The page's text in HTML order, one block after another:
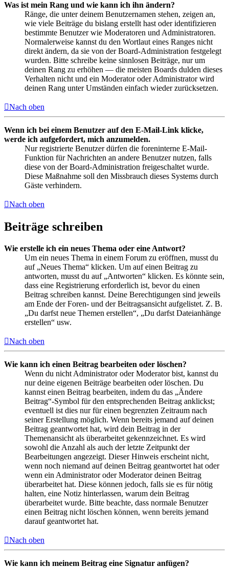
Was ist mein Rang und wie kann ich ihn ändern?
Ränge, die unter deinem Benutzernamen stehen, zeigen an,
wie viele Beiträge du bislang erstellt hast oder identifizieren
bestimmte Benutzer wie Moderatoren und Administratoren.
Normalerweise kannst du den Wortlaut eines Ranges nicht
direkt ändern, da sie von der Board-Administration festgelegt
wurden. Bitte schreibe keine sinnlosen Beiträge, nur um
deinen Rang zu erhöhen — die meisten Boards dulden dieses
Verhalten nicht und ein Moderator oder Administrator wird
deinen Rang unter Umständen einfach wieder zurücksetzen.
Nach oben
Wenn ich bei einem Benutzer auf den E-Mail-Link klicke,
werde ich aufgefordert, mich anzumelden.
Nur registrierte Benutzer dürfen die foreninterne E-Mail-
Funktion für Nachrichten an andere Benutzer nutzen, falls
diese von der Board-Administration freigeschaltet wurde.
Diese Maßnahme soll den Missbrauch dieses Systems durch
Gäste verhindern.
Nach oben
Beiträge schreiben
Wie erstelle ich ein neues Thema oder eine Antwort?
Um ein neues Thema in einem Forum zu eröffnen, musst du
auf „Neues Thema“ klicken. Um auf einen Beitrag zu
antworten, musst du auf „Antworten“ klicken. Es könnte sein,
dass eine Registrierung erforderlich ist, bevor du einen
Beitrag schreiben kannst. Deine Berechtigungen sind jeweils
am Ende der Foren- und der Beitragsansicht aufgelistet. Z. B.
„Du darfst neue Themen erstellen“, „Du darfst Dateianhänge
erstellen“ usw.
Nach oben
Wie kann ich einen Beitrag bearbeiten oder löschen?
Wenn du nicht Administrator oder Moderator bist, kannst du
nur deine eigenen Beiträge bearbeiten oder löschen. Du
kannst einen Beitrag bearbeiten, indem du das „Ändere
Beitrag“-Symbol für den entsprechenden Beitrag anklickst;
eventuell ist dies nur für einen begrenzten Zeitraum nach
seiner Erstellung möglich. Wenn bereits jemand auf deinen
Beitrag geantwortet hat, wird dein Beitrag in der
Themenansicht als überarbeitet gekennzeichnet. Es wird
sowohl die Anzahl als auch der letzte Zeitpunkt der
Bearbeitungen angezeigt. Dieser Hinweis erscheint nicht,
wenn noch niemand auf deinen Beitrag geantwortet hat oder
wenn ein Administrator oder Moderator deinen Beitrag
überarbeitet hat. Diese können jedoch, falls sie es für nötig
halten, eine Notiz hinterlassen, warum dein Beitrag
überarbeitet wurde. Bitte beachte, dass normale Benutzer
einen Beitrag nicht löschen können, wenn bereits jemand
darauf geantwortet hat.
Nach oben
Wie kann ich meinem Beitrag eine Signatur anfügen?